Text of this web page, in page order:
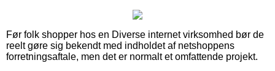
Før folk shopper hos en Diverse internet virksomhed bør de
reelt gøre sig bekendt med indholdet af netshoppens
forretningsaftale, men det er normalt et omfattende projekt.